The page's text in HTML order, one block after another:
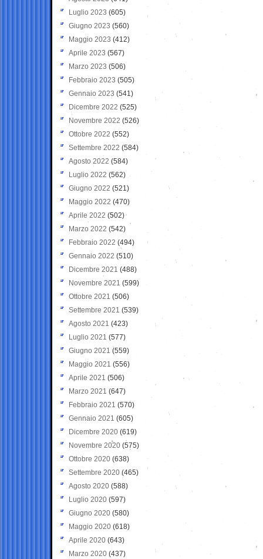
Luglio 2023 (605)
Giugno 2023 (560)
Maggio 2023 (412)
Aprile 2023 (567)
Marzo 2023 (506)
Febbraio 2023 (505)
Gennaio 2023 (541)
Dicembre 2022 (525)
Novembre 2022 (526)
Ottobre 2022 (552)
Settembre 2022 (584)
Agosto 2022 (584)
Luglio 2022 (562)
Giugno 2022 (521)
Maggio 2022 (470)
Aprile 2022 (502)
Marzo 2022 (542)
Febbraio 2022 (494)
Gennaio 2022 (510)
Dicembre 2021 (488)
Novembre 2021 (599)
Ottobre 2021 (506)
Settembre 2021 (539)
Agosto 2021 (423)
Luglio 2021 (577)
Giugno 2021(559)
Maggio 2021 (556)
Aprile 2021 (506)
Marzo 2021 (647)
Febbraio 2021 (570)
Gennaio 2021 (605)
Dicembre 2020 (619)
Novembre 2020 (575)
Ottobre 2020 (638)
Settembre 2020(465)
Agosto 2020 (588)
Luglio 2020 (597)
Giugno 2020 (580)
Maggio 2020 (618)
Aprile 2020 (643)
Marzo 2020 (437)